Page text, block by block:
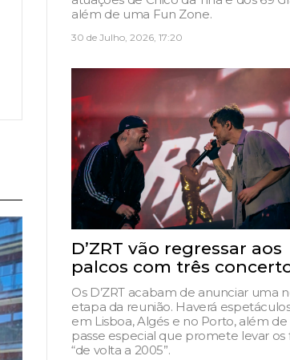
além de uma Fun Zone.
30 de Julho, 2026, 17:20
D’ZRT vão regressar aos
palcos com três
Os D’ZRT acabam de anunciar uma
etapa da reunião. Haverá
em Lisboa, Algés e no Porto, além
passe especial que promete levar os
“de volta a 2005”.